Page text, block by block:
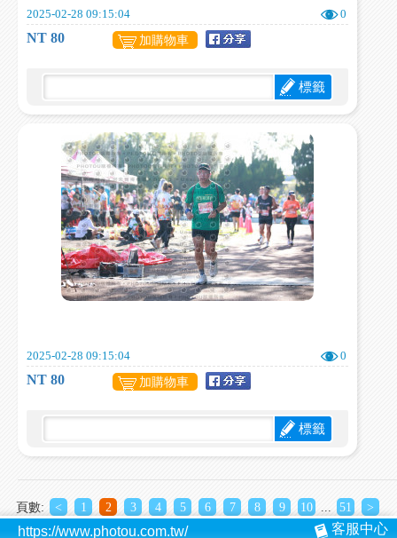
2025-02-28 09:15:04 0
NT 80 加購物車
標籤
2025-02-28 09:15:04 0
NT 80 加購物車
標籤
頁數: < 1 2 3 4 5 6 7 8 9 10 51 >
https://www.photou.com.tw/ 客服中心